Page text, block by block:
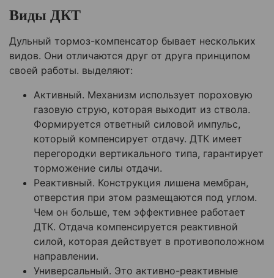
Виды ДКТ
Дульный тормоз-компенсатор бывает нескольких
видов. Они отличаются друг от друга принципом
своей работы. выделяют:
Активный. Механизм использует пороховую
газовую струю, которая выходит из ствола.
Формируется ответный силовой импульс,
который компенсирует отдачу. ДТК имеет
перегородки вертикального типа, гарантирует
торможение силы отдачи.
Реактивный. Конструкция лишена мембран,
отверстия при этом размещаются под углом.
Чем он больше, тем эффективнее работает
ДТК. Отдача компенсируется реактивной
силой, которая действует в противоположном
направлении.
Универсальный. Это активно-реактивные